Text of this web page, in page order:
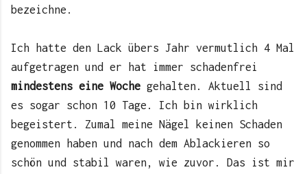
bezeichne.
Ich hatte den Lack übers Jahr vermutlich 4 Mal
aufgetragen und er hat immer schadenfrei
mindestens eine Woche gehalten. Aktuell sind
es sogar schon 10 Tage. Ich bin wirklich
begeistert. Zumal meine Nägel keinen Schaden
genommen haben und nach dem Ablackieren so
schön und stabil waren, wie zuvor. Das ist mir